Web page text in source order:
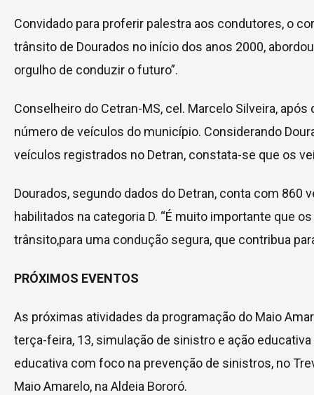
Convidado para proferir palestra aos condutores, o
trânsito de Dourados no início dos anos 2000,
orgulho de conduzir o futuro”.
Conselheiro do Cetran-MS, cel. Marcelo Silveira,
número de veículos do município. Considerando
veículos registrados no Detran, constata-se que os
Dourados, segundo dados do Detran, conta com
habilitados na categoria D. “É muito importante que
trânsito,para uma condução segura, que contribua
PRÓXIMOS EVENTOS
As próximas atividades da programação do Maio
terça-feira, 13, simulação de sinistro e ação
educativa com foco na prevenção de sinistros, no
Maio Amarelo, na Aldeia Bororó.